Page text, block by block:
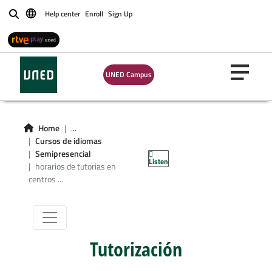
BuscarHelp center Enroll Sign Up
UNED Campus
Home
...
Cursos de idiomas
Semipresencial
horarios de tutorias en
centros ...
Listen
horarios de
tutorias en
centros idiomas
modalidad
semipresencial
Tutorización